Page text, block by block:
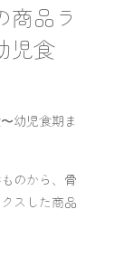
商品ラ
児食
幼児食期ま
のから、骨
スした商品